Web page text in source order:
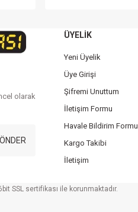
olarak
ÜYELİK
Yeni Üyelik
Üye Girişi
Şifremi Unuttum
İletişim Formu
Havale Bildirim Formu
Kargo Takibi
İletişim
SSL sertifikası ile korunmaktadır.